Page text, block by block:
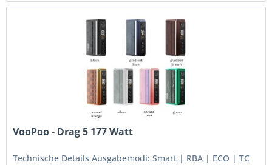
VooPoo - Drag 5 177 Watt
Technische Details Ausgabemodi: Smart | RBA | ECO | TC